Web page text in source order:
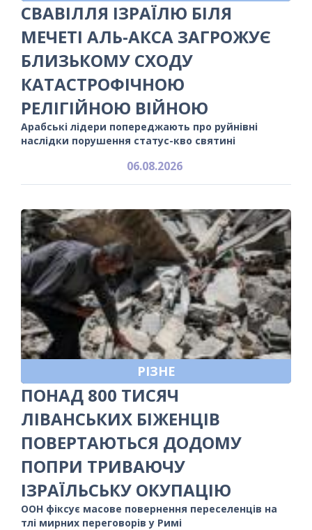
СВАВІЛЛЯ ІЗРАЇЛЮ БІЛЯ
МЕЧЕТІ АЛЬ-АКСА ЗАГРОЖУЄ
БЛИЗЬКОМУ СХОДУ
КАТАСТРОФІЧНОЮ
РЕЛІГІЙНОЮ ВІЙНОЮ
Арабські лідери попереджають про руйнівні
наслідки порушення статус-кво святині
06.08.2026
РІЗНЕ
ПОНАД 800 ТИСЯЧ
ЛІВАНСЬКИХ БІЖЕНЦІВ
ПОВЕРТАЮТЬСЯ ДОДОМУ
ПОПРИ ТРИВАЮЧУ
ІЗРАЇЛЬСЬКУ ОКУПАЦІЮ
ООН фіксує масове повернення переселенців на
тлі мирних переговорів у Римі